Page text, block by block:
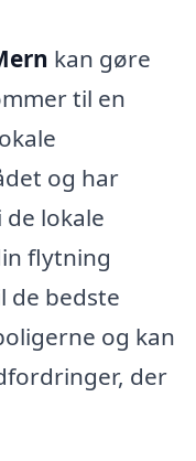
kan gøre
til en
og har
lokale
flytning
de bedste
og kan
der